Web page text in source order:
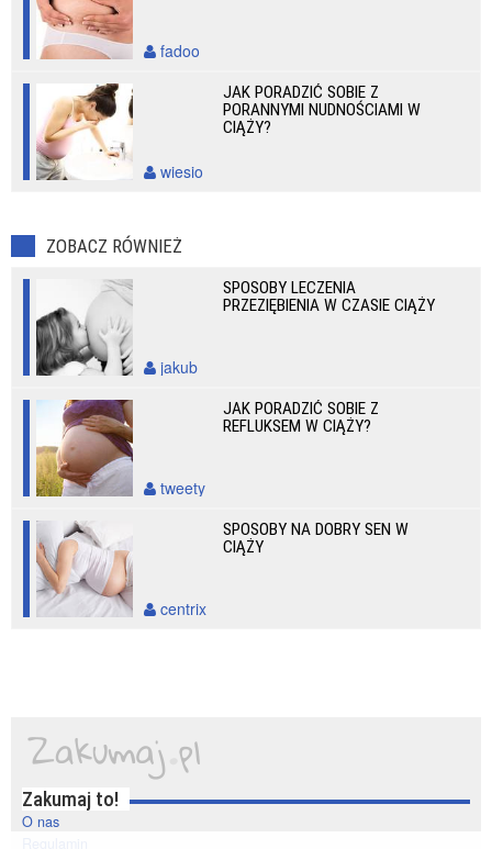
fadoo
JAK PORADZIĆ SOBIE Z
PORANNYMI NUDNOŚCIAMI W
CIĄŻY?
wiesio
ZOBACZ RÓWNIEŻ
SPOSOBY LECZENIA
PRZEZIĘBIENIA W CZASIE CIĄŻY
jakub
JAK PORADZIĆ SOBIE Z
REFLUKSEM W CIĄŻY?
tweety
SPOSOBY NA DOBRY SEN W
CIĄŻY
centrix
Zakumaj to!
O nas